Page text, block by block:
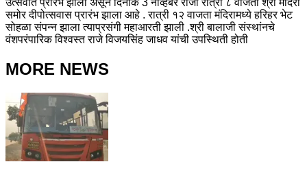
समोर दीपोत्सवास प्रारंभ झाला आहे . रात्री १२ वाजता मंदिरामध्ये हरिहर भेट
सोहळा संपन्न झाला त्याप्रसंगी महाआरती झाली .श्री बालाजी संस्थांनचे
वंशपरंपारिक विश्वस्त राजे विजयसिंह जाधव यांची उपस्थिती होती
MORE NEWS